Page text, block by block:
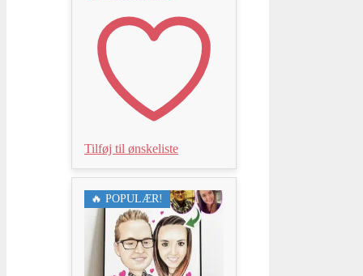
Tilføj til ønskeliste
🔥 POPULÆR!